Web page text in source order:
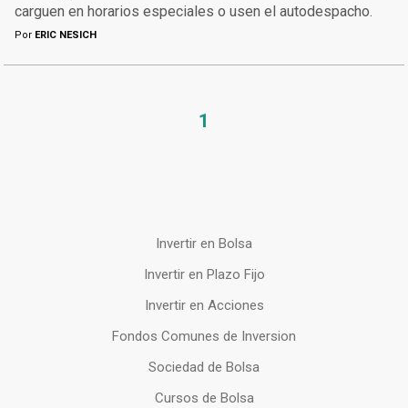
carguen en horarios especiales o usen el autodespacho.
Por ERIC NESICH
1
Invertir en Bolsa
Invertir en Plazo Fijo
Invertir en Acciones
Fondos Comunes de Inversion
Sociedad de Bolsa
Cursos de Bolsa